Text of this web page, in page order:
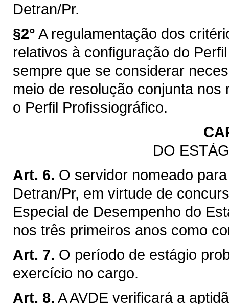
Detran/Pr.
§2° A regulamentação dos
relativos à configuração do
sempre que se considerar
meio de resolução conjunta
o Perfil Profissiográfico.
DO
Art. 6. O servidor nomeado
Detran/Pr, em virtude de
Especial de Desempenho do
nos três primeiros anos como
Art. 7. O período de estágio
exercício no cargo.
Art. 8. A AVDE verificará a